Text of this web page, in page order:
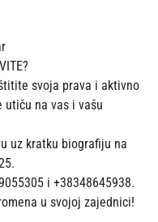
svoja prava i aktivno
utiču na vas i vašu
uz kratku biografiju na
i +38348645938.
u svojoj zajednici!